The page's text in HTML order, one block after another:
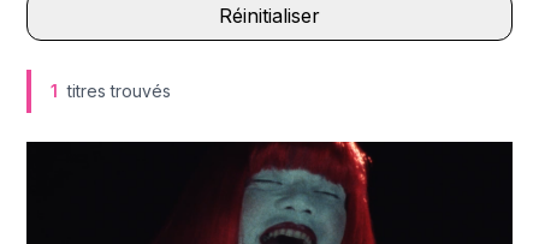
Réinitialiser
1 titres trouvés